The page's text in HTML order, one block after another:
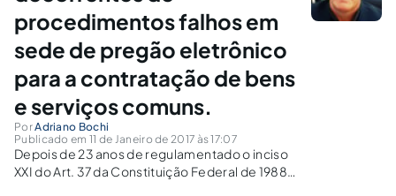
procedimentos falhos em
sede de pregão eletrônico
para a contratação de bens
e serviços comuns.
PorAdriano Bochi
Publicado em 11 de Janeiro de 2017 às 17:07
Depois de 23 anos de regulamentado o inciso
XXI do Art. 37 da Constituição Federal de 1988,